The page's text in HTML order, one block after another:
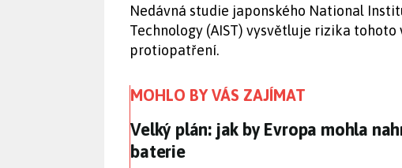
Nedávná studie japonského National
Technology (AIST) vysvětluje rizika
protiopatření.
MOHLO BY VÁS ZAJÍMAT
Velký plán: jak by Evropa mohla
Velký plán: jak by Evropa mohla
baterie